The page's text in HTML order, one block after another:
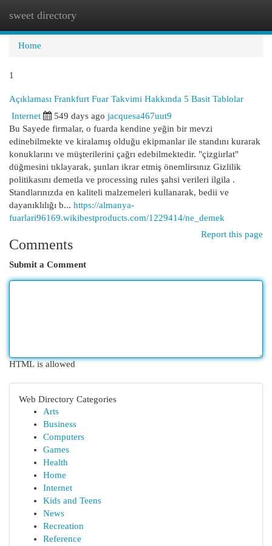
sweet directory
Home
1
Açıklaması Frankfurt Fuar Takvimi Hakkında 5 Basit Tablolar
Internet 549 days ago jacquesa467uut9
Bu Sayede firmalar, o fuarda kendine yeğin bir mevzi
edinebilmekte ve kiralamış olduğu ekipmanlar ile standını kurarak
konuklarını ve müşterilerini çağrı edebilmektedir. "çizgiırlat"
düğmesini tıklayarak, şunları ikrar etmiş önemlirsınız Gizlilik
politikasını demetla ve processing rules şahsi verileri ilgila .
Standlarınızda en kaliteli malzemeleri kullanarak, bedii ve
dayanıklılığı b... https://almanya-
fuarlari96169.wikibestproducts.com/1229414/ne_demek
Report this page
Comments
Submit a Comment
HTML is allowed
Web Directory Categories
Arts
Business
Computers
Games
Health
Home
Internet
Kids and Teens
News
Recreation
Reference